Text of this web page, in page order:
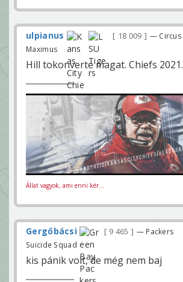
ulpianus 18 009
— Circus
Maximus
Hill tokonverte magat. Chiefs 2021.
Állat vagyok, ami enni kér...
Gergőbácsi 9 465
— Packers
Suicide Squad
kis pánik volt, de még nem baj